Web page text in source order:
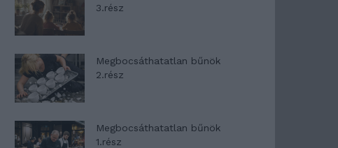
3.rész
Megbocsáthatatlan bűnök
2.rész
Megbocsáthatatlan bűnök
1.rész